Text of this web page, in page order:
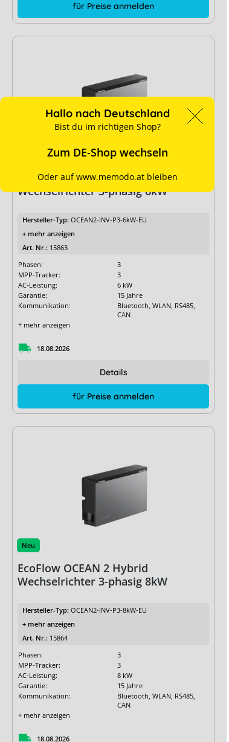
für Preise anmelden
EcoFlow OCEAN 2 Hybrid
Wechselrichter 3-phasig 6kW
Hersteller-Typ: OCEAN2-INV-P3-6kW-EU
+ mehr anzeigen
Art. Nr.: 15863
Phasen:
3
MPP-Tracker:
3
AC-Leistung:
6 kW
Garantie:
15 Jahre
Kommunikation:
Bluetooth, WLAN, RS485,
CAN
+ mehr anzeigen
18.08.2026
für Preise anmelden
Details
Neu
EcoFlow OCEAN 2 Hybrid
Wechselrichter 3-phasig 8kW
Hersteller-Typ: OCEAN2-INV-P3-8kW-EU
+ mehr anzeigen
Art. Nr.: 15864
Phasen:
3
MPP-Tracker:
3
AC-Leistung:
8 kW
Garantie:
15 Jahre
Kommunikation:
Bluetooth, WLAN, RS485,
CAN
+ mehr anzeigen
18.08.2026
Hallo nach Deutschland
Bist du im richtigen Shop?
Zum DE-Shop wechseln
Oder auf www.memodo.at bleiben